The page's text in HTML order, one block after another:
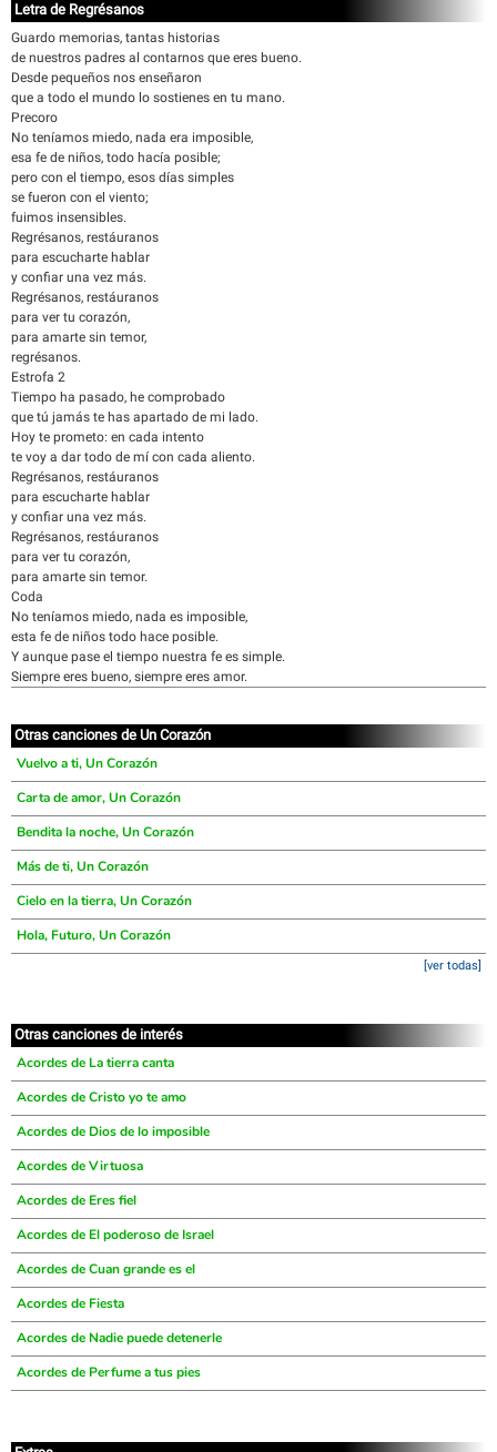
Letra de Regrésanos
Guardo memorias, tantas historias
de nuestros padres al contarnos que eres bueno.
Desde pequeños nos enseñaron
que a todo el mundo lo sostienes en tu mano.
Precoro
No teníamos miedo, nada era imposible,
esa fe de niños, todo hacía posible;
pero con el tiempo, esos días simples
se fueron con el viento;
fuimos insensibles.
Regrésanos, restáuranos
para escucharte hablar
y confiar una vez más.
Regrésanos, restáuranos
para ver tu corazón,
para amarte sin temor,
regrésanos.
Estrofa 2
Tiempo ha pasado, he comprobado
que tú jamás te has apartado de mi lado.
Hoy te prometo: en cada intento
te voy a dar todo de mí con cada aliento.
Regrésanos, restáuranos
para escucharte hablar
y confiar una vez más.
Regrésanos, restáuranos
para ver tu corazón,
para amarte sin temor.
Coda
No teníamos miedo, nada es imposible,
esta fe de niños todo hace posible.
Y aunque pase el tiempo nuestra fe es simple.
Siempre eres bueno, siempre eres amor.
Otras canciones de Un Corazón
Vuelvo a ti, Un Corazón
Carta de amor, Un Corazón
Bendita la noche, Un Corazón
Más de ti, Un Corazón
Cielo en la tierra, Un Corazón
Hola, Futuro, Un Corazón
[ver todas]
Otras canciones de interés
Acordes de La tierra canta
Acordes de Cristo yo te amo
Acordes de Dios de lo imposible
Acordes de Virtuosa
Acordes de Eres fiel
Acordes de El poderoso de Israel
Acordes de Cuan grande es el
Acordes de Fiesta
Acordes de Nadie puede detenerle
Acordes de Perfume a tus pies